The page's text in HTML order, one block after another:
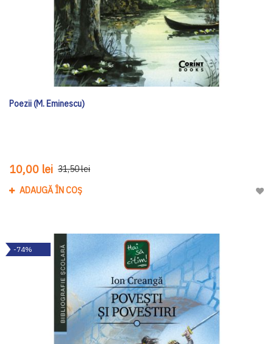
Poezii (M. Eminescu)
10,00 lei 31,50 lei
ADAUGĂ ÎN COȘ
-74%